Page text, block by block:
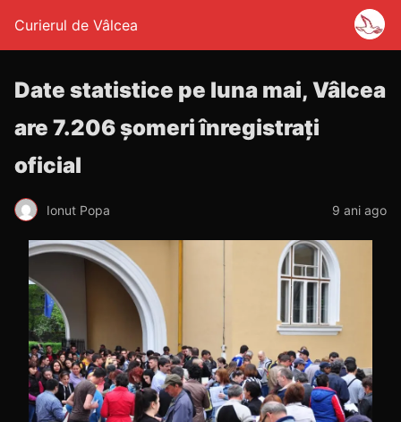
Curierul de Vâlcea
Date statistice pe luna mai, Vâlcea
are 7.206 șomeri înregistrați
oficial
Ionut Popa 9 ani ago